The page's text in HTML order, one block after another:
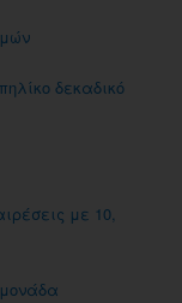
δεκαδικό
με 10,